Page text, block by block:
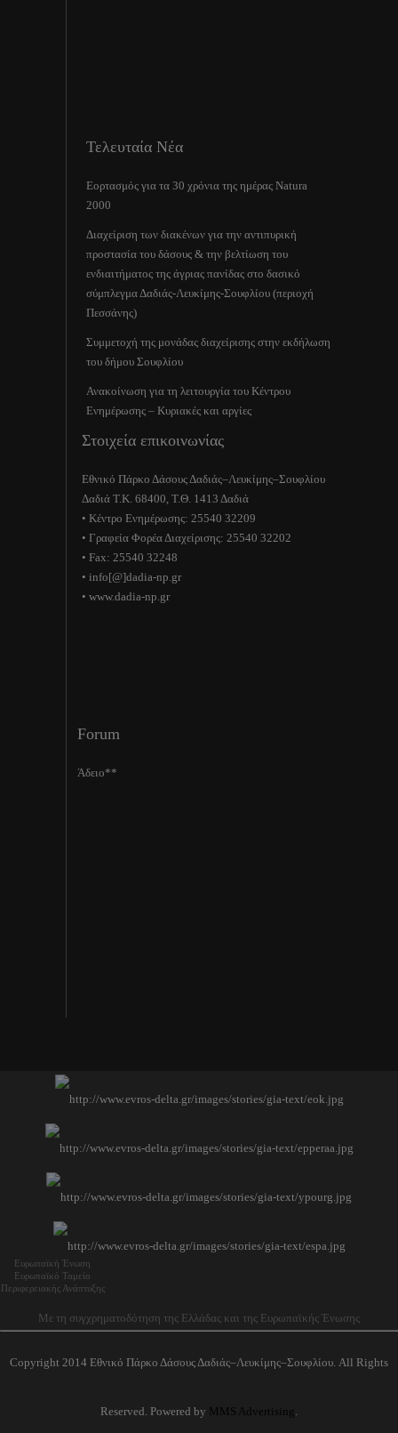
Τελευταία Νέα
Εορτασμός για τα 30 χρόνια της ημέρας Natura
2000
Διαχείριση των διακένων για την αντιπυρική
προστασία του δάσους & την βελτίωση του
ενδιαιτήματος της άγριας πανίδας στο δασικό
σύμπλεγμα Δαδιάς-Λευκίμης-Σουφλίου (περιοχή
Πεσσάνης)
Συμμετοχή της μονάδας διαχείρισης στην εκδήλωση
του δήμου Σουφλίου
Ανακοίνωση για τη λειτουργία του Κέντρου
Ενημέρωσης – Κυριακές και αργίες
Στοιχεία επικοινωνίας
Εθνικό Πάρκο Δάσους Δαδιάς–Λευκίμης–Σουφλίου
Δαδιά Τ.Κ. 68400, Τ.Θ. 1413 Δαδιά
• Κέντρο Ενημέρωσης: 25540 32209
• Γραφεία Φορέα Διαχείρισης: 25540 32202
• Fax: 25540 32248
• info[@]dadia-np.gr
• www.dadia-np.gr
Forum
Άδειο**
Ευρωπαϊκή Ένωση
Ευρωπαϊκό Ταμείο
Περιφερειακής Ανάπτυξης
Με τη συγχρηματοδότηση της Ελλάδας και της Ευρωπαϊκής Ένωσης
Copyright 2014 Εθνικό Πάρκο Δάσους Δαδιάς–Λευκίμης–Σουφλίου. All Rights
Reserved. Powered by MMS Advertising